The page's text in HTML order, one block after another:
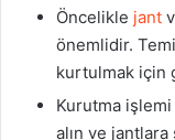
Öncelikle jant
önemlidir.
kurtulmak için
Kurutma
alın ve